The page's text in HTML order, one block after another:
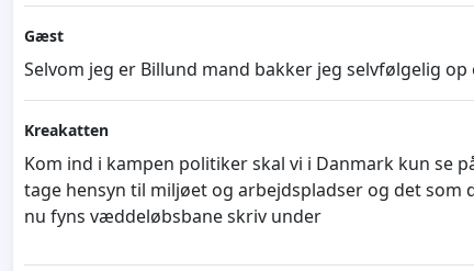
Gæst
Selvom jeg er Billund mand bakker jeg selvfølgelig
Kreakatten
Kom ind i kampen politiker skal vi i Danmark kun se
tage hensyn til miljøet og arbejdspladser og det
nu fyns væddeløbsbane skriv under